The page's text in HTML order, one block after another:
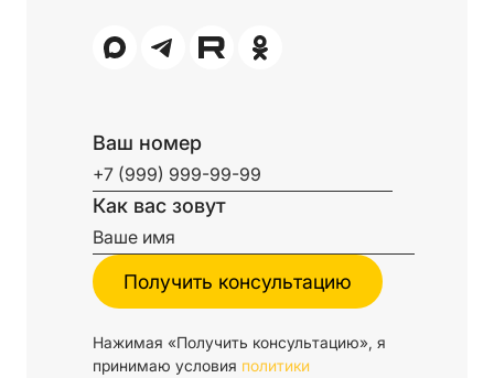
Ваш номер
Как вас зовут
Нажимая «Получить консультацию», я
принимаю условия политики